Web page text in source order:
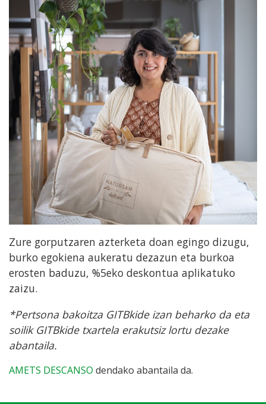
Zure gorputzaren azterketa doan egingo dizugu,
burko egokiena aukeratu dezazun eta burkoa
erosten baduzu, %5eko deskontua aplikatuko
zaizu.
*Pertsona bakoitza GITBkide izan beharko da eta
soilik GITBkide txartela erakutsiz lortu dezake
abantaila.
AMETS DESCANSO dendako abantaila da.